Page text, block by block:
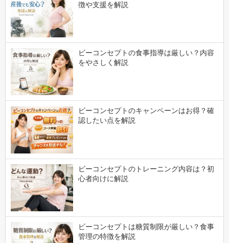
徴や支援を解説
ビーコンセプトの食事指導は厳しい？内容
をやさしく解説
ビーコンセプトのキャンペーンはお得？確
認したい点を解説
ビーコンセプトのトレーニング内容は？初
心者向けに解説
ビーコンセプトは糖質制限が厳しい？食事
管理の特徴を解説